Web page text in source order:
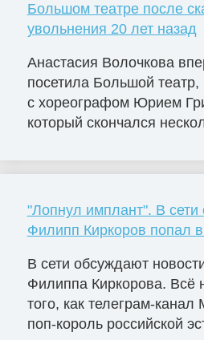
Большом театре после
увольнения 20 лет назад
Анастасия Волочкова
посетила Большой театр,
с хореографом Юрием
который скончался
"Лопнул имплант". В
Филипп Киркоров попал
В сети обсуждают
Филиппа Киркорова. Всё
того, как телеграм-
поп-король российской